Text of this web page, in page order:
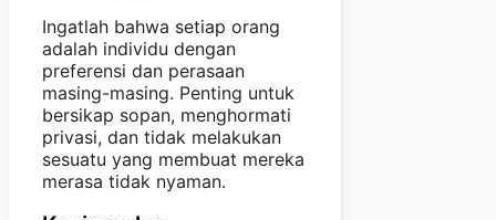
Ingatlah bahwa setiap orang
adalah individu dengan
preferensi dan perasaan
masing-masing. Penting untuk
bersikap sopan, menghormati
privasi, dan tidak melakukan
sesuatu yang membuat mereka
merasa tidak nyaman.